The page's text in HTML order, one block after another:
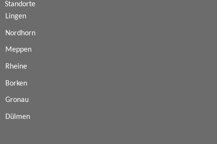
Standorte
Lingen
Nordhorn
Meppen
Rheine
Borken
Gronau
Dülmen